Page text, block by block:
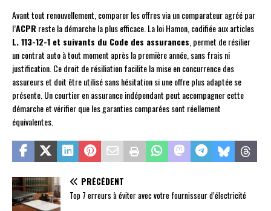
Avant tout renouvellement, comparer les offres via un comparateur agréé par
l’ACPR reste la démarche la plus efficace. La loi Hamon, codifiée aux articles
L. 113-12-1 et suivants du Code des assurances, permet de résilier
un contrat auto à tout moment après la première année, sans frais ni
justification. Ce droit de résiliation facilite la mise en concurrence des
assureurs et doit être utilisé sans hésitation si une offre plus adaptée se
présente. Un courtier en assurance indépendant peut accompagner cette
démarche et vérifier que les garanties comparées sont réellement
équivalentes.
PRÉCÉDENT
Top 7 erreurs à éviter avec votre fournisseur d’électricité